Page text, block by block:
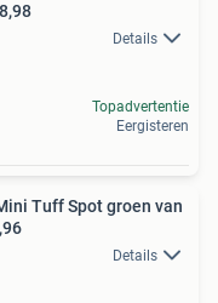
Details
Topadvertentie
Eergisteren
Tuff Spot groen van
Details